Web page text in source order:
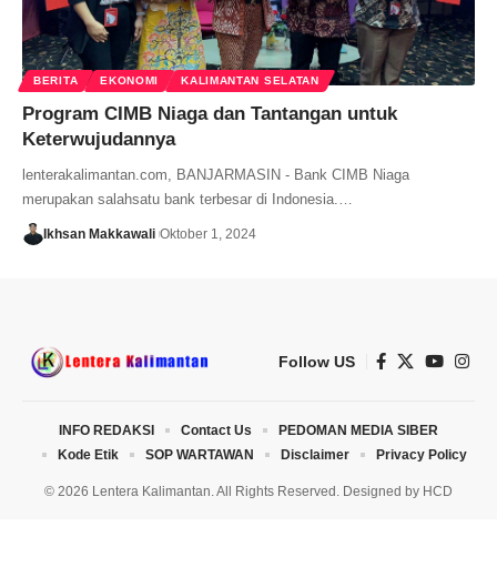
BERITA EKONOMI KALIMANTAN SELATAN
Program CIMB Niaga dan Tantangan untuk
Keterwujudannya
lenterakalimantan.com, BANJARMASIN - Bank CIMB Niaga
merupakan salahsatu bank terbesar di Indonesia.…
Ikhsan Makkawali Oktober 1, 2024
Follow US
© 2026 Lentera Kalimantan. All Rights Reserved. Designed by HCD
INFO REDAKSI Contact Us
PEDOMAN MEDIA SIBER
Kode Etik
SOP WARTAWAN Disclaimer Privacy Policy